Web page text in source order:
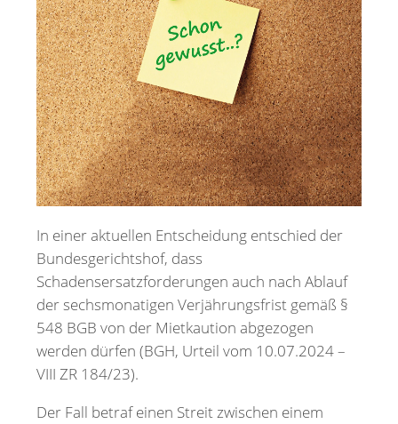
Newsletter
In einer aktuellen Entscheidung entschied der
Bundesgerichtshof, dass
Schadensersatzforderungen auch nach Ablauf
der sechsmonatigen Verjährungsfrist gemäß §
548 BGB von der Mietkaution abgezogen
werden dürfen (BGH, Urteil vom 10.07.2024 –
VIII ZR 184/23).
Der Fall betraf einen Streit zwischen einem